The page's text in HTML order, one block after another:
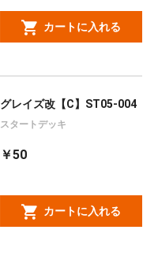
カートに入れる
グレイズ改【C】ST05-004
スタートデッキ
￥50
カートに入れる